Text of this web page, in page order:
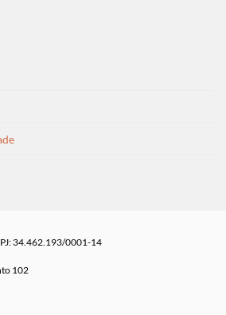
34.462.193/0001-14
102